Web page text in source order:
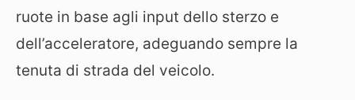
ruote in base agli input dello sterzo e
dell’acceleratore, adeguando sempre la
tenuta di strada del veicolo.